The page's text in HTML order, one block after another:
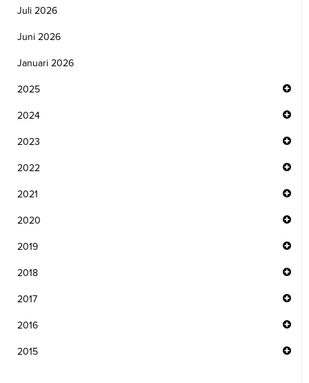
Juli 2026
Juni 2026
Januari 2026
2025
2024
2023
2022
2021
2020
2019
2018
2017
2016
2015